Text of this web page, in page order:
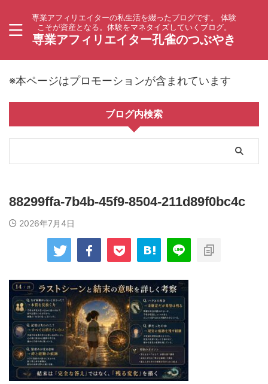
専業アフィリエイターの私生活を綴ったブログです。 体験
こそが資産となる。体験をマネタイズしていくブログ。
専業アフィリエイター孔雀のつぶやき
※本ページはプロモーションが含まれています
ブログ内検索
88299ffa-7b4b-45f9-8504-211d89f0bc4c
2026年7月4日